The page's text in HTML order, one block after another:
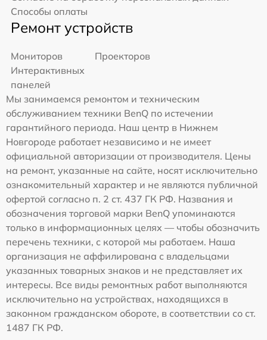
Способы оплаты
Ремонт устройств
Мониторов
Проекторов
Интерактивных
панелей
Мы занимаемся ремонтом и техническим
обслуживанием техники BenQ по истечении
гарантийного периода. Наш центр в Нижнем
Новгороде работает независимо и не имеет
официальной авторизации от производителя. Цены
на ремонт, указанные на сайте, носят исключительно
ознакомительный характер и не являются публичной
офертой согласно п. 2 ст. 437 ГК РФ. Названия и
обозначения торговой марки BenQ упоминаются
только в информационных целях — чтобы обозначить
перечень техники, с которой мы работаем. Наша
организация не аффилирована с владельцами
указанных товарных знаков и не представляет их
интересы. Все виды ремонтных работ выполняются
исключительно на устройствах, находящихся в
законном гражданском обороте, в соответствии со ст.
1487 ГК РФ.